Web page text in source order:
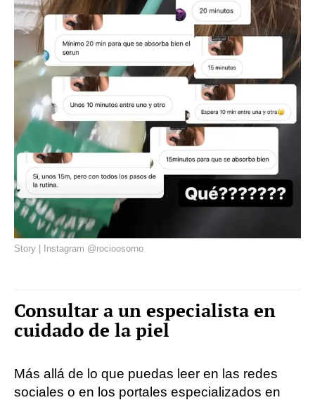
Story | Instagram @rocioosorno
Consultar a un especialista en
cuidado de la piel
Más allá de lo que puedas leer en las redes
sociales o en los portales especializados en